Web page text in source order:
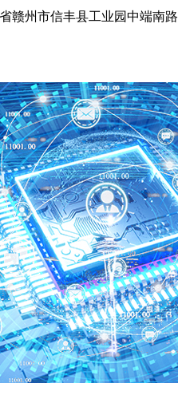
赣州市信丰县工业园中端南路